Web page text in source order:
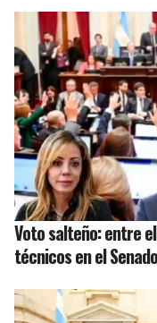
Voto salteño: entre
técnicos en el Senado